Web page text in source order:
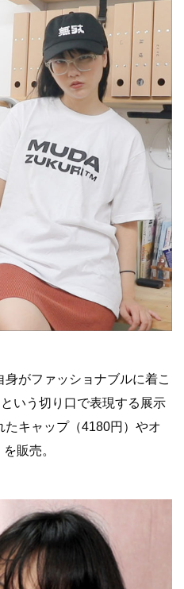
がファッショナブルに着こ
いう切り口で表現する展示
キャップ（4180円）やオ
販売。